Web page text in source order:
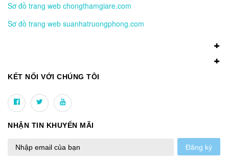
Sơ đồ trang web chongthamgiare.com
Sơ đồ trang web suanhatruongphong.com
KẾT NỐI VỚI CHÚNG TÔI
NHẬN TIN KHUYẾN MÃI
Đăng ký